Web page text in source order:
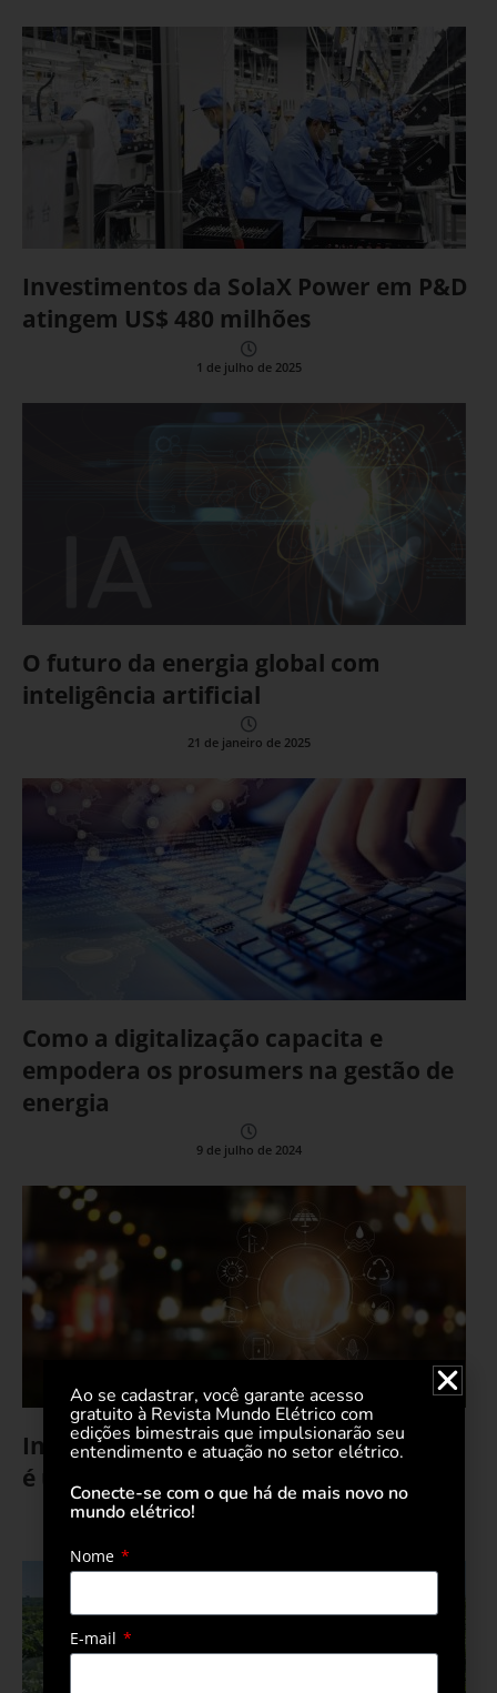
Investimentos da SolaX Power em P&D
atingem US$ 480 milhões
1 de julho de 2025
O futuro da energia global com
inteligência artificial
21 de janeiro de 2025
Como a digitalização capacita e
empodera os prosumers na gestão de
energia
9 de julho de 2024
Inteligência Artificial no setor elétrico
é um leque de oportunidades
Ao se cadastrar, você garante acesso
gratuito à Revista Mundo Elétrico com
edições bimestrais que impulsionarão seu
entendimento e atuação no setor elétrico.
Conecte-se com o que há de mais novo no
mundo elétrico!
Nome
E-mail